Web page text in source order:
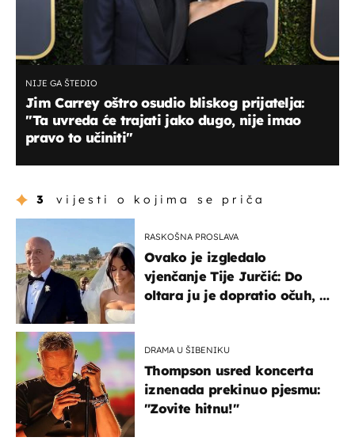
NIJE GA ŠTEDIO
Jim Carrey oštro osudio bliskog prijatelja:
''Ta uvreda će trajati jako dugo, nije imao
pravo to učiniti''
3 vijesti o kojima se priča
RASKOŠNA PROSLAVA
Ovako je izgledalo
vjenčanje Tije Jurčić: Do
oltara ju je dopratio očuh, a
DRAMA U ŠIBENIKU
Thompson usred koncerta
iznenada prekinuo pjesmu:
"Zovite hitnu!"